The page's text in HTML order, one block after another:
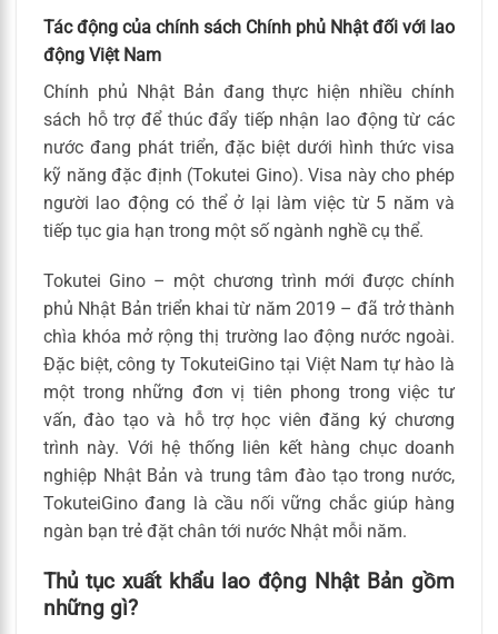
Tác động của chính sách Chính phủ Nhật đối với lao
động Việt Nam
Chính phủ Nhật Bản đang thực hiện nhiều chính
sách hỗ trợ để thúc đẩy tiếp nhận lao động từ các
nước đang phát triển, đặc biệt dưới hình thức visa
kỹ năng đặc định (Tokutei Gino). Visa này cho phép
người lao động có thể ở lại làm việc từ 5 năm và
tiếp tục gia hạn trong một số ngành nghề cụ thể.
Tokutei Gino – một chương trình mới được chính
phủ Nhật Bản triển khai từ năm 2019 – đã trở thành
chìa khóa mở rộng thị trường lao động nước ngoài.
Đặc biệt, công ty TokuteiGino tại Việt Nam tự hào là
một trong những đơn vị tiên phong trong việc tư
vấn, đào tạo và hỗ trợ học viên đăng ký chương
trình này. Với hệ thống liên kết hàng chục doanh
nghiệp Nhật Bản và trung tâm đào tạo trong nước,
TokuteiGino đang là cầu nối vững chắc giúp hàng
ngàn bạn trẻ đặt chân tới nước Nhật mỗi năm.
Thủ tục xuất khẩu lao động Nhật Bản gồm
những gì?